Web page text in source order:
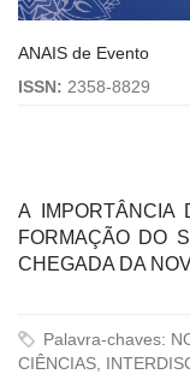
ANAIS de Evento
ISSN: 2358-8829
A IMPORTÂNCIA
FORMAÇÃO DO
CHEGADA DA
Palavra-chaves:
CIÊNCIAS,